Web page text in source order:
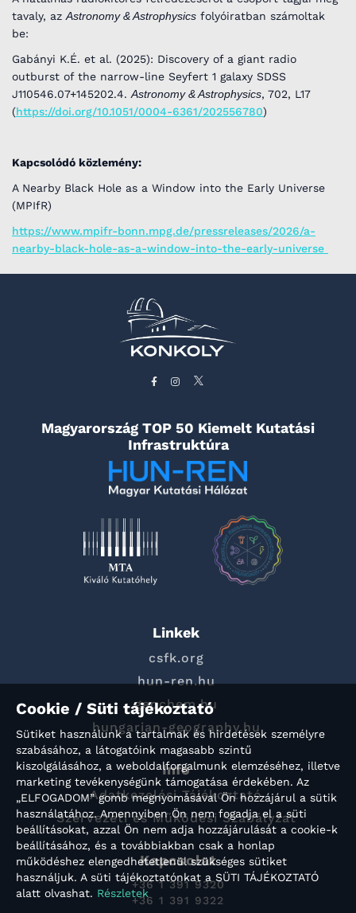
tavaly, az Astronomy & Astrophysics folyóiratban számoltak
be:
Gabányi K.É. et al. (2025): Discovery of a giant radio
outburst of the narrow-line Seyfert 1 galaxy SDSS
J110546.07+145202.4. Astronomy & Astrophysics, 702, L17
(https://doi.org/10.1051/0004-6361/202556780)
Kapcsolódó közlemény:
A Nearby Black Hole as a Window into the Early Universe
(MPIfR)
https://www.mpifr-bonn.mpg.de/pressreleases/2026/a-
nearby-black-hole-as-a-window-into-the-early-universe
Magyarország TOP 50 Kiemelt Kutatási
Infrastruktúra
Linkek
csfk.org
hun-ren.hu
geochem.hu
hungarian-geography.hu
Info
Adatkezelési Tájékoztató
Szervezeti és Működési Szabályzat
Kapcsolat
+36 1 391 9320
+36 1 391 9322
Cookie / Süti tájékoztató
Sütiket használunk a tartalmak és hirdetések személyre
szabásához, a látogatóink magasabb szintű
kiszolgálásához, a weboldalforgalmunk elemzéséhez, illetve
marketing tevékenységünk támogatása érdekében. Az
„ELFOGADOM” gomb megnyomásával Ön hozzájárul a sütik
használatához. Amennyiben Ön nem fogadja el a süti
beállításokat, azzal Ön nem adja hozzájárulását a cookie-k
beállításához, és a továbbiakban csak a honlap
működéshez elengedhetetlenül szükséges sütiket
használjuk. A süti tájékoztatónkat a SÜTI TÁJÉKOZTATÓ
alatt olvashat. Részletek